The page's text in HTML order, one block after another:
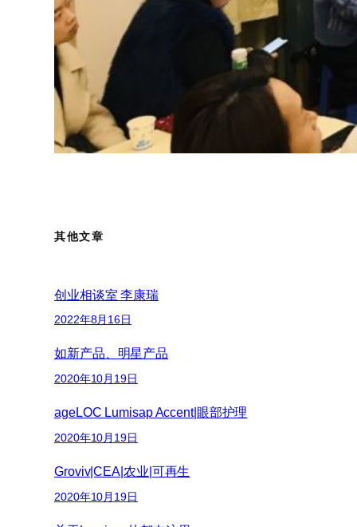
其他文章
创业相谈室 李康瑞
2022年8月16日
如新产品、明星产品
2020年10月19日
ageLOC Lumisap Accent|眼部护理
2020年10月19日
Groviv|CEA|农业|可再生
2020年10月19日